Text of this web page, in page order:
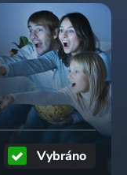
Vybráno